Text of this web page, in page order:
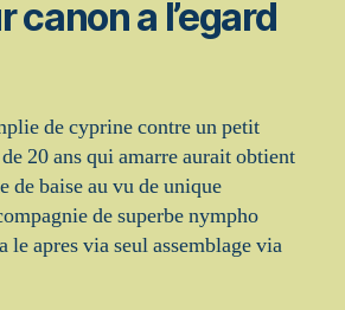
canon a l’egard
de cyprine contre un petit
20 ans qui amarre aurait obtient
de baise au vu de unique
de superbe nympho
le apres via seul assemblage via